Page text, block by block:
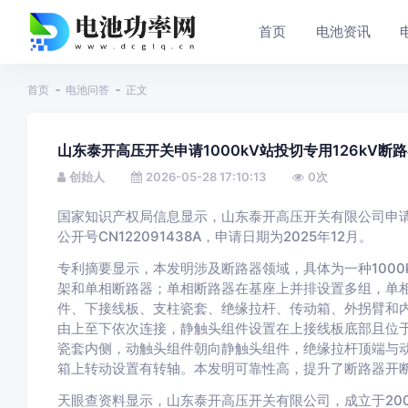
首页 电池资讯
首页 电池问答 正文
山东泰开高压开关申请1000kV站投切专用126kV断
创始人 2026-05-28 17:10:13 0次
国家知识产权局信息显示，山东泰开高压开关有限公司
公开号CN122091438A，申请日期为2025年12月。
专利摘要显示，本发明涉及断路器领域，具体为一种
架和单相断路器；单相断路器在基座上并排设置多组，
件、下接线板、支柱瓷套、绝缘拉杆、传动箱、外拐臂
由上至下依次连接，静触头组件设置在上接线板底部且
瓷套内侧，动触头组件朝向静触头组件，绝缘拉杆顶端
箱上转动设置有转轴。本发明可靠性高，提升了断路器开
天眼查资料显示，山东泰开高压开关有限公司，成立于